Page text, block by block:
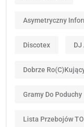
Asymetryczny
Discotex DJ
Dobrze
Gramy Do Poduchy
Lista Przebojów